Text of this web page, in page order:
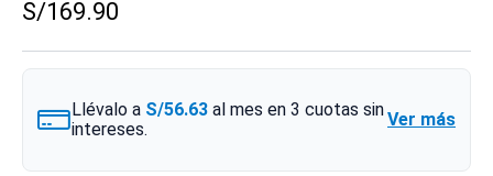
S/169.90
Llévalo a S/56.63 al mes en 3 cuotas sin
intereses.
Ver más
7. zapatillas nike mujer